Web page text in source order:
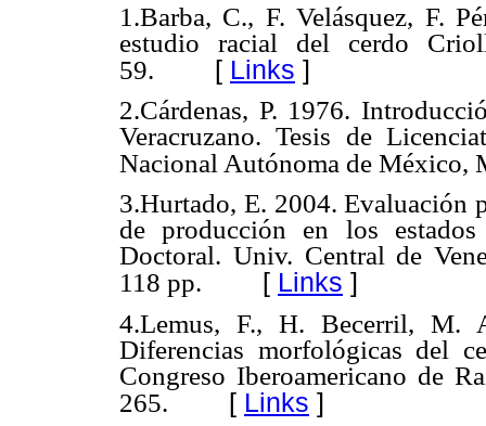
1.Barba, C., F. Velásquez, F.
estudio racial del cerdo
59. [ Links ]
2.Cárdenas, P. 1976.
Veracruzano. Tesis de
Nacional Autónoma de México,
3.Hurtado, E. 2004. Evaluación
de producción en los
Doctoral. Univ. Central de
118 pp. [ Links ]
4.Lemus, F., H. Becerril, M.
Diferencias morfológicas del
Congreso Iberoamericano de
265. [ Links ]